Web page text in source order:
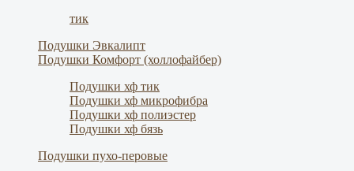
тик
Подушки Эвкалипт
Подушки Комфорт (холлофайбер)
Подушки хф тик
Подушки хф микрофибра
Подушки хф полиэстер
Подушки хф бязь
Подушки пухо-перовые